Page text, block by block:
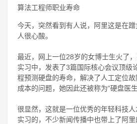
算法工程师职业寿命
今天，突然看到有人说，阿里这是在
人很心酸。
最近，网上一位28岁的女博士生火了
实习中，发表了3篇国际核心会议顶级
程预测硬盘的寿命，解决了人工定位
成本的问题，她因此还被称为“硬盘医生
很显然，这就是一位优秀的年轻科技
实习的，不少新闻传播中也带上了阿